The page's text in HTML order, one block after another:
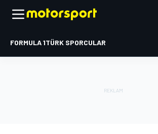
FORMULA 1TÜRK SPORCULAR